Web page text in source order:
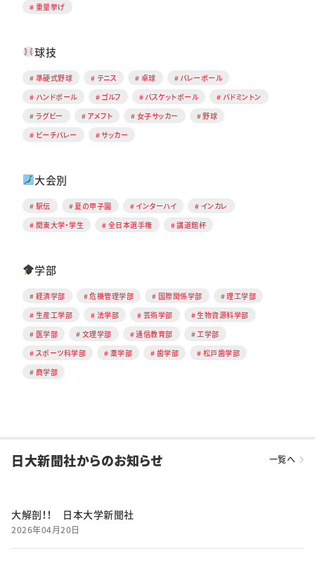
重量挙げ
球技
準硬式野球 テニス 卓球
バレーボール
ハンドボール
ゴルフ バスケットボール
バドミントン
ラグビー
アメフト 女子サッカー
野球
ビーチバレー
サッカー
大会別
駅伝 夏の甲子園 インターハイ
インカレ
関東大学・学生
全日本選手権 講道館杯
学部
経済学部 危機管理学部 国際関係学部
理工学部
生産工学部
法学部 芸術学部
生物資源科学部
医学部
文理学部 通信教育部
工学部
スポーツ科学部
薬学部 歯学部
松戸歯学部
商学部
日大新聞社からのお知らせ 一覧へ
大解剖！！ 日本大学新聞社
2026年04月20日